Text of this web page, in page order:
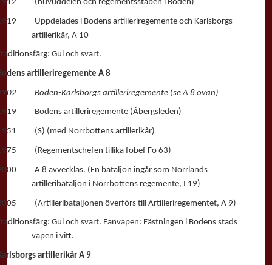
(huvuddelen och regementsstaben i Boden)
Uppdelades i Bodens artilleriregemente och Karlsborgs
artillerikår, A 10
Gul och svart.
artilleriregemente A 8
Boden-Karlsborgs artilleriregemente (se A 8 ovan)
Bodens artilleriregemente (Åbergsleden)
(S) (med Norrbottens artillerikår)
(Regementschefen tillika fobef Fo 63)
A 8 avvecklas. (En bataljon ingår som Norrlands
artilleribataljon i Norrbottens regemente, I 19)
(Artilleribataljonen överförs till Artilleriregementet, A 9)
Gul och svart. Fanvapen: Fästningen i Bodens stads
vapen i vitt.
artillerikår A 9